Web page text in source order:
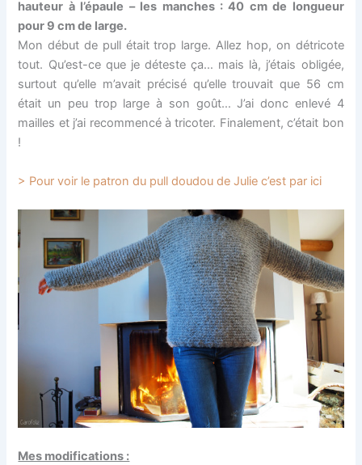
hauteur à l’épaule – les manches : 40 cm de longueur
pour 9 cm de large.
Mon début de pull était trop large. Allez hop, on détricote
tout. Qu’est-ce que je déteste ça… mais là, j’étais obligée,
surtout qu’elle m’avait précisé qu’elle trouvait que 56 cm
était un peu trop large à son goût… J’ai donc enlevé 4
mailles et j’ai recommencé à tricoter. Finalement, c’était bon
!
> Pour voir le patron du pull doudou de Julie c’est par ici
Mes modifications :